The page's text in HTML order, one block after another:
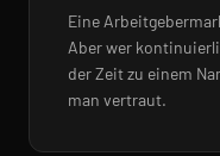
Eine
Aber wer
der Zeit zu einem
man vertraut.